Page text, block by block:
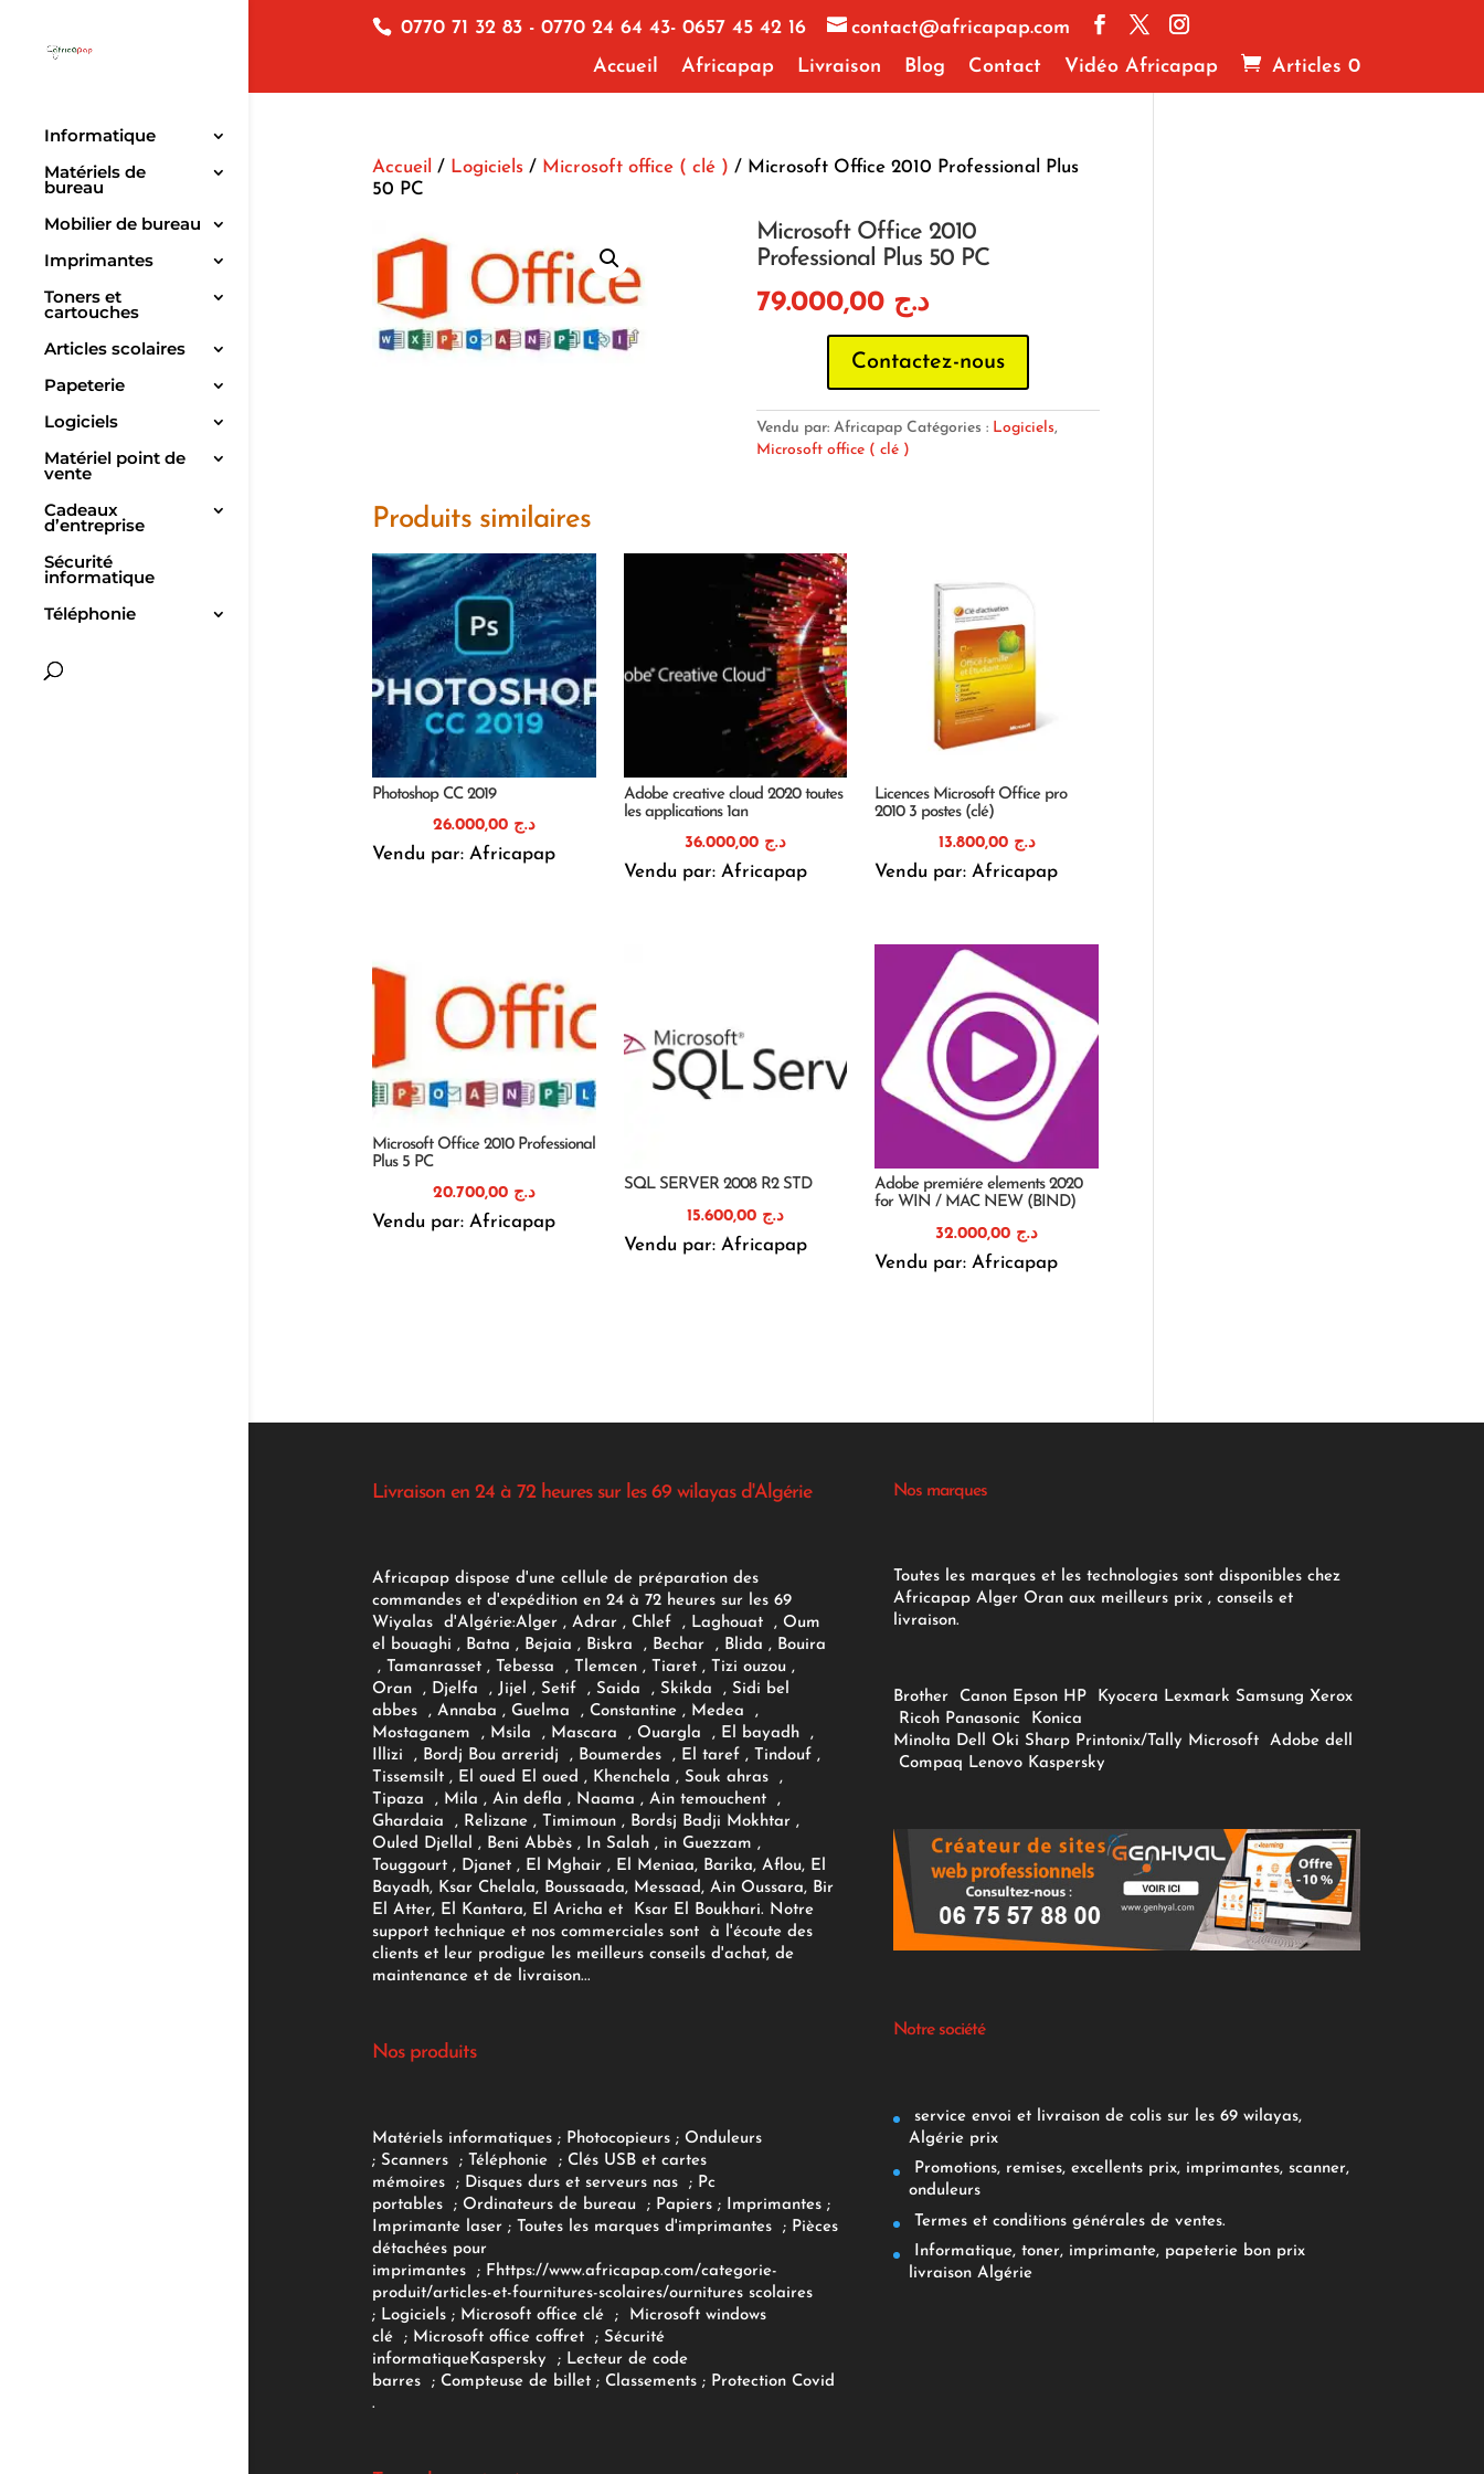
0770 71 32 83 - 0770 24 64 43- 0657 45 42 16
contact@africapap.com
Accueil
Africapap Livraison Blog Contact Vidéo Africapap Articles 0
Informatique
Matériels de
bureau
Mobilier de bureau
Imprimantes
Toners et
cartouches
Articles scolaires
Papeterie
Logiciels
Matériel point de
vente
Cadeaux
d’entreprise
Sécurité
informatique
Téléphonie
Accueil / Logiciels/ Microsoft office ( clé ) / Microsoft Office 2010 Professional Plus
50 PC
Microsoft Office 2010
Professional Plus 50 PC
د.ج 79.000,00
Contactez-nous
Vendu par: Africapap Catégories : Logiciels,
Microsoft office ( clé )
Produits similaires
Photoshop CC 2019
د.ج 26.000,00
Vendu par: Africapap
Adobe creative cloud 2020 toutes
les applications 1an
د.ج 36.000,00
Vendu par: Africapap
Licences Microsoft Office pro
2010 3 postes (clé)
د.ج 13.800,00
Vendu par: Africapap
Microsoft Office 2010 Professional
Plus 5 PC
د.ج 20.700,00
Vendu par: Africapap
SQL SERVER 2008 R2 STD
د.ج 15.600,00
Vendu par: Africapap
Adobe premiére elements 2020
for WIN / MAC NEW (BIND)
د.ج
Vendu par: Africapap
Livraison en 24 à 72 heures sur les 69 wilayas d'Algérie
Africapap dispose d'une cellule de préparation des
commandes et d'expédition en 24 à 72 heures sur les 69
Wiyalas d'Algérie:Alger , Adrar, Chlef , Laghouat , Oum
el bouaghi , Batna , Bejaia , Biskra , Bechar , Blida , Bouira
, Tamanrasset , Tebessa , Tlemcen , Tiaret , Tizi ouzou ,
Oran , Djelfa , Jijel , Setif , Saida , Skikda , Sidi bel
abbes , Annaba , Guelma , Constantine , Medea ,
Mostaganem , Msila , Mascara , Ouargla , El bayadh ,
Illizi , Bordj Bou arreridj , Boumerdes , El taref , Tindouf ,
Tissemsilt , El oued El oued , Khenchela , Souk ahras ,
Tipaza , Mila , Ain defla , Naama , Ain temouchent ,
Ghardaia , Relizane , Timimoun , Bordsj Badji Mokhtar ,
Ouled Djellal , Beni Abbès , In Salah , in Guezzam ,
Touggourt , Djanet , El Mghair , El Meniaa, Barika, Aflou, El
Bayadh, Ksar Chelala, Boussaada, Messaad, Ain Oussara, Bir
El Atter, El Kantara, El Aricha et Ksar El Boukhari. Notre
support technique et nos commerciales sont à l'écoute des
clients et leur prodigue les meilleurs conseils d'achat, de
maintenance et de livraison...
Nos produits
Matériels informatiques; Photocopieurs; Onduleurs
; Scanners ; Téléphonie ; Clés USB et cartes
mémoires
; Disques durs et serveurs nas ; Pc
portables
; Ordinateurs de bureau ; Papiers; Imprimantes;
Imprimante laser; Toutes les marques d'imprimantes ; Pièces
détachées pour
imprimantes
; Fhttps://www.africapap.com/categorie-
produit/articles-et-fournitures-scolaires/ournitures scolaires
; Logiciels ; Microsoft office clé ;
Microsoft windows
clé; Microsoft office coffret ; Sécurité
informatiqueKaspersky ; Lecteur de code
barres
; Compteuse de billet; Classements ; Protection Covid
.
Nos marques
Toutes les marques et les technologies sont disponibles chez
Africapap Alger Oran aux meilleurs prix , conseils et
livraison.
Brother Canon Epson HP Kyocera Lexmark Samsung Xerox
Ricoh Panasonic
Konica
Minolta Dell Oki Sharp Printonix/Tally Microsoft Adobe dell
Compaq Lenovo Kaspersky
Notre société
service envoi et livraison de colis sur les 69 wilayas,
Algérie prix
Promotions, remises, excellents prix, imprimantes, scanner,
onduleurs
Termes et conditions générales de ventes.
Informatique, toner, imprimante, papeterie bon prix
livraison Algérie